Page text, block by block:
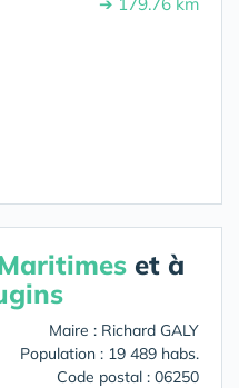
et à
Maire : Richard GALY
Population : 19 489 habs.
Code postal : 06250